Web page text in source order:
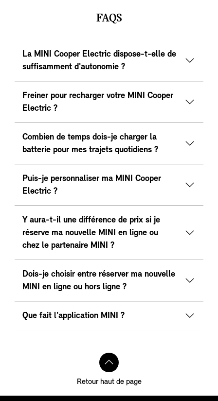
FAQS
La MINI Cooper Electric dispose-t-elle de
suffisamment d'autonomie ?
Freiner pour recharger votre MINI Cooper
Electric ?
Combien de temps dois-je charger la
batterie pour mes trajets quotidiens ?
Puis-je personnaliser ma MINI Cooper
Electric ?
Y aura-t-il une différence de prix si je
réserve ma nouvelle MINI en ligne ou
chez le partenaire MINI ?
Dois-je choisir entre réserver ma nouvelle
MINI en ligne ou hors ligne ?
Que fait l'application MINI ?
Retour haut de page